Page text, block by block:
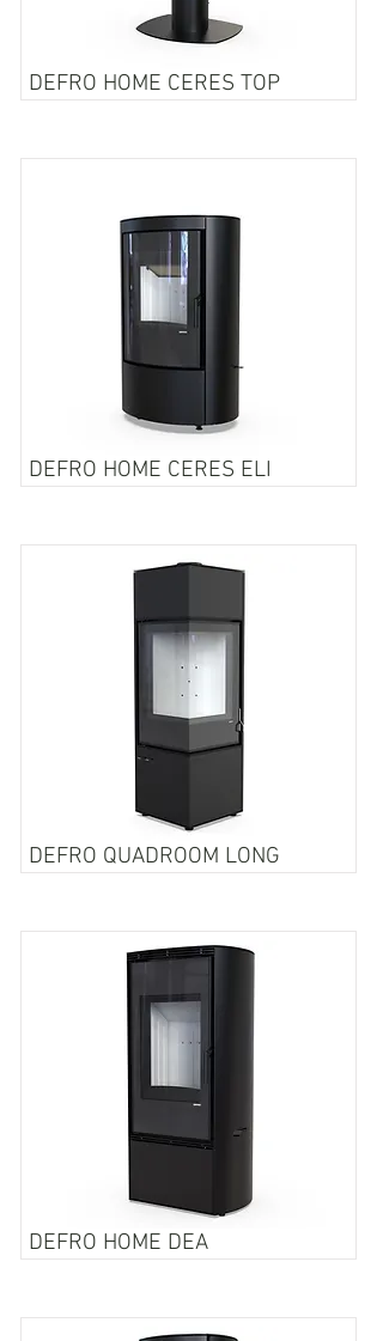
DEFRO HOME CERES TOP
DEFRO HOME CERES ELI
DEFRO QUADROOM LONG
DEFRO HOME DEA